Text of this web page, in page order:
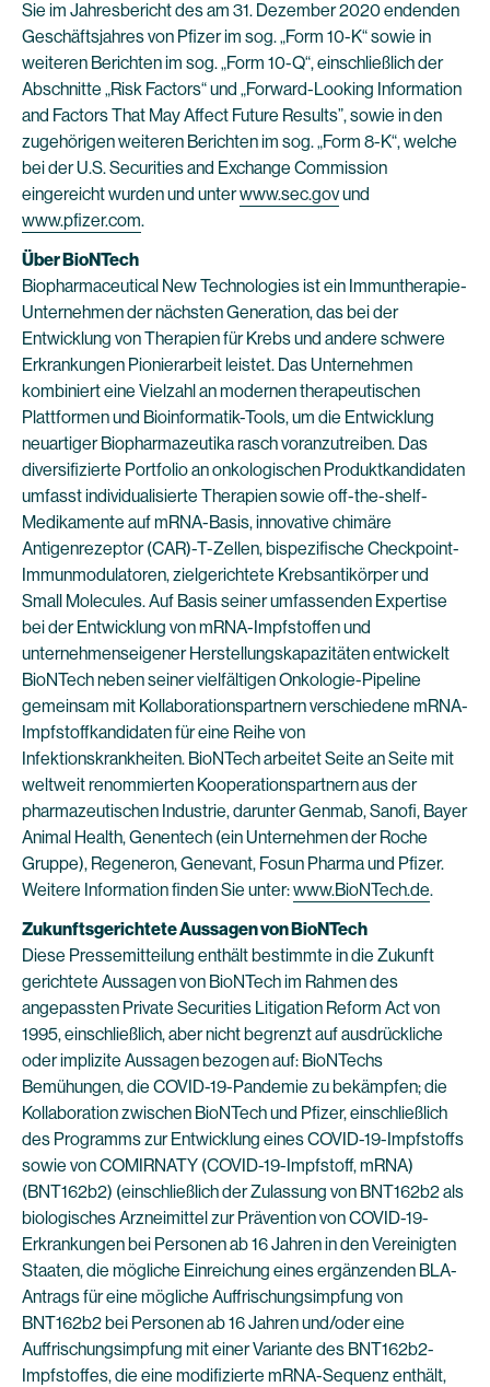
Sie im Jahresbericht des am 31. Dezember 2020 endenden
Geschäftsjahres von Pfizer im sog. „Form 10-K“ sowie in
weiteren Berichten im sog. „Form 10-Q“, einschließlich der
Abschnitte „Risk Factors“ und „Forward-Looking Information
and Factors That May Affect Future Results”, sowie in den
zugehörigen weiteren Berichten im sog. „Form 8-K“, welche
bei der U.S. Securities and Exchange Commission
eingereicht wurden und unterwww.sec.govund
www.pfizer.com.
Über BioNTech
Biopharmaceutical New Technologies ist ein Immuntherapie-
Unternehmen der nächsten Generation, das bei der
Entwicklung von Therapien für Krebs und andere schwere
Erkrankungen Pionierarbeit leistet. Das Unternehmen
kombiniert eine Vielzahl an modernen therapeutischen
Plattformen und Bioinformatik-Tools, um die Entwicklung
neuartiger Biopharmazeutika rasch voranzutreiben. Das
diversifizierte Portfolio an onkologischen Produktkandidaten
umfasst individualisierte Therapien sowie off-the-shelf-
Medikamente auf mRNA-Basis, innovative chimäre
Antigenrezeptor (CAR)-T-Zellen, bispezifische Checkpoint-
Immunmodulatoren, zielgerichtete Krebsantikörper und
Small Molecules. Auf Basis seiner umfassenden Expertise
bei der Entwicklung von mRNA-Impfstoffen und
unternehmenseigener Herstellungskapazitäten entwickelt
BioNTech neben seiner vielfältigen Onkologie-Pipeline
gemeinsam mit Kollaborationspartnern verschiedene mRNA-
Impfstoffkandidaten für eine Reihe von
Infektionskrankheiten. BioNTech arbeitet Seite an Seite mit
weltweit renommierten Kooperationspartnern aus der
pharmazeutischen Industrie, darunter Genmab, Sanofi, Bayer
Animal Health, Genentech (ein Unternehmen der Roche
Gruppe), Regeneron, Genevant, Fosun Pharma und Pfizer.
Weitere Information finden Sie unter:www.BioNTech.de.
Zukunftsgerichtete Aussagen von BioNTech
Diese Pressemitteilung enthält bestimmte in die Zukunft
gerichtete Aussagen von BioNTech im Rahmen des
angepassten Private Securities Litigation Reform Act von
1995, einschließlich, aber nicht begrenzt auf ausdrückliche
oder implizite Aussagen bezogen auf: BioNTechs
Bemühungen, die COVID-19-Pandemie zu bekämpfen; die
Kollaboration zwischen BioNTech und Pfizer, einschließlich
des Programms zur Entwicklung eines COVID-19-Impfstoffs
sowie von COMIRNATY (COVID-19-Impfstoff, mRNA)
(BNT162b2) (einschließlich der Zulassung von BNT162b2 als
biologisches Arzneimittel zur Prävention von COVID-19-
Erkrankungen bei Personen ab 16 Jahren in den Vereinigten
Staaten, die mögliche Einreichung eines ergänzenden BLA-
Antrags für eine mögliche Auffrischungsimpfung von
BNT162b2 bei Personen ab 16 Jahren und/oder eine
Auffrischungsimpfung mit einer Variante des BNT162b2-
Impfstoffes, die eine modifizierte mRNA-Sequenz enthält,